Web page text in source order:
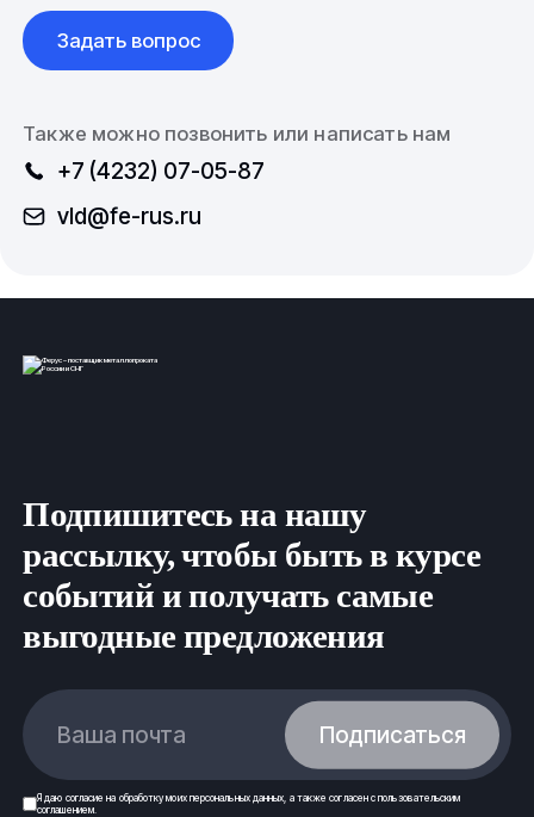
Задать вопрос
Также можно позвонить или написать нам
+7 (4232) 07-05-87
vld@fe-rus.ru
Подпишитесь на нашу
рассылку, чтобы быть в курсе
событий и получать самые
выгодные предложения
Ваша почта Подписаться
Я даю согласие на обработку моих персональных данных , а также согласен спользовательским
соглашением.